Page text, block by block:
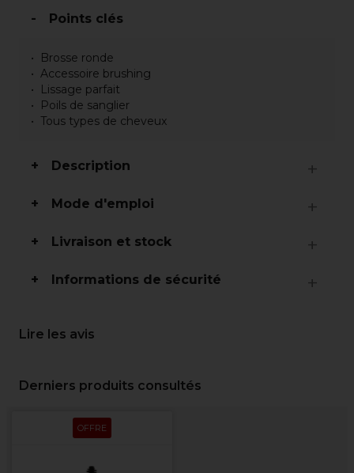
Points clés
Brosse ronde
Accessoire brushing
Lissage parfait
Poils de sanglier
Tous types de cheveux
Description
Mode d'emploi
Livraison et stock
Informations de sécurité
Lire les avis
Derniers produits consultés
OFFRE